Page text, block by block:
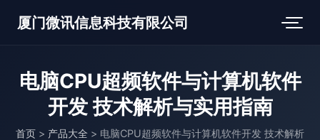
厦门微讯信息科技有限公司
电脑CPU超频软件与计算机软件
开发 技术解析与实用指南
首页 > 产品大全 > 电脑CPU超频软件与计算机软件开发 技术解析